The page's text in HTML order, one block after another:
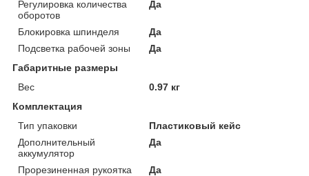
Регулировка количества
оборотов
Да
Блокировка шпинделя
Да
Подсветка рабочей зоны
Да
Габаритные размеры
Вес
0.97 кг
Комплектация
Тип упаковки
Пластиковый кейс
Дополнительный
аккумулятор
Да
Прорезиненная рукоятка
Да